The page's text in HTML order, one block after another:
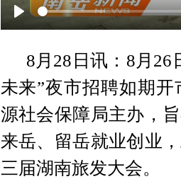
Play
8月28日讯：8月
未来”夜市招聘如期
源社会保障局主办，
来岳、留岳就业创业
三届湖南旅发大会。